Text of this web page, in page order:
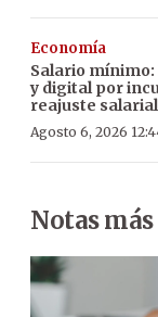
Economía
Salario
y digital por
reajuste salarial
Agosto 6, 2026
Notas